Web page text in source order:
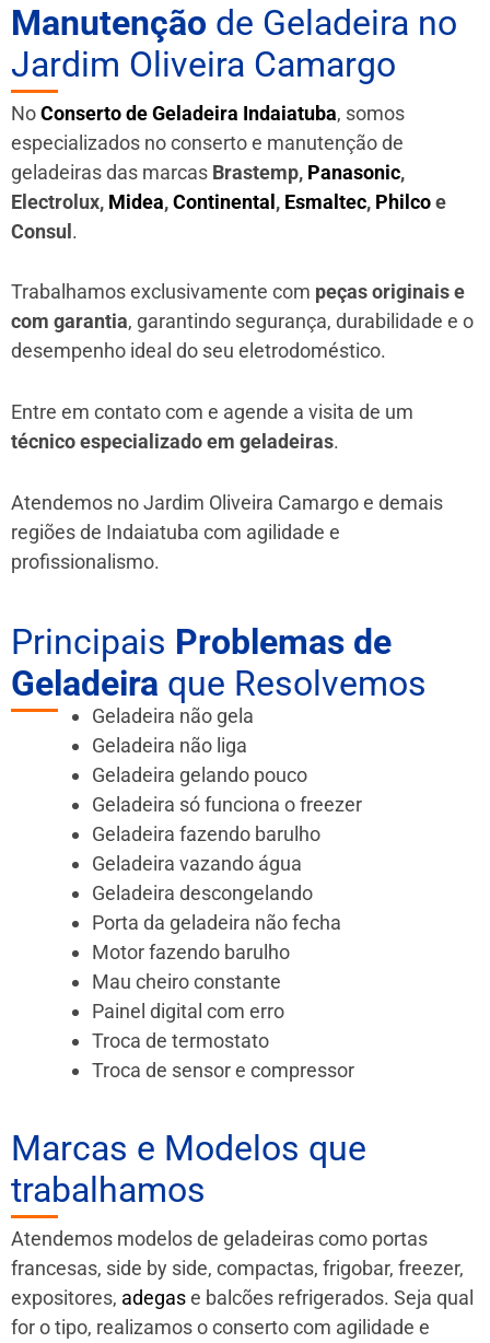
Manutenção de Geladeira no
Jardim Oliveira Camargo
NoConserto de Geladeira Indaiatuba, somos
especializados no conserto e manutenção de
geladeiras das marcas Brastemp, Panasonic,
Electrolux, Midea,Continental, Esmaltec, Philcoe
Consul.
Trabalhamos exclusivamente com peças originais e
com garantia, garantindo segurança, durabilidade e o
desempenho ideal do seu eletrodoméstico.
Entre em contato com e agende a visita de um
técnico especializado em geladeiras.
Atendemos no Jardim Oliveira Camargo e demais
regiões de Indaiatuba com agilidade e
profissionalismo.
Principais Problemas de
Geladeira que Resolvemos
Geladeira não gela
Geladeira não liga
Geladeira gelando pouco
Geladeira só funciona o freezer
Geladeira fazendo barulho
Geladeira vazando água
Geladeira descongelando
Porta da geladeira não fecha
Motor fazendo barulho
Mau cheiro constante
Painel digital com erro
Troca de termostato
Troca de sensor e compressor
Marcas e Modelos que
trabalhamos
Atendemos modelos de geladeiras como portas
francesas, side by side, compactas, frigobar, freezer,
expositores, adegase balcões refrigerados. Seja qual
for o tipo, realizamos o conserto com agilidade e